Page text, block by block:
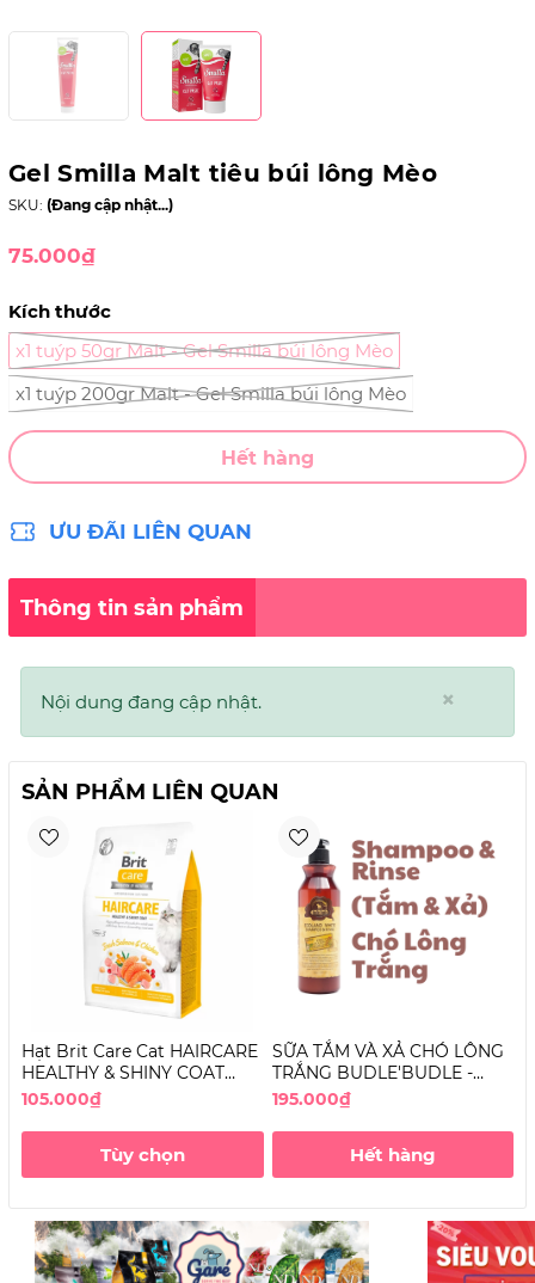
Gel Smilla Malt tiêu búi lông Mèo
SKU: (Đang cập nhật...)
75.000₫
Kích thước
x1 tuýp 50gr Malt - Gel Smilla búi lông Mèo
x1 tuýp 200gr Malt - Gel Smilla búi lông Mèo
Hết hàng
ƯU ĐÃI LIÊN QUAN
Thông tin sản phẩm
×
Nội dung đang cập nhật.
SẢN PHẨM LIÊN QUAN
Hạt Brit Care Cat HAIRCARE
HEALTHY & SHINY COAT
Grain-Free dưỡng lông cho
105.000₫
Tùy chọn
SỮA TẮM VÀ XẢ CHÓ LÔNG
TRẮNG BUDLE'BUDLE -
ECOLAND WHITE
SHAMPOO & RINSE
195.000₫
Hết hàng